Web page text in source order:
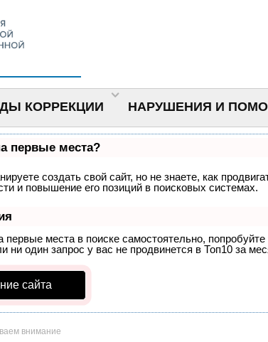
КОРРЕКЦИИ НАРУШЕНИЯ И
первые места?
создать свой сайт, но не знаете, как
и повышение его позиций в поисковых системах.
первые места в поиске самостоятельно, попробуйте
ни один запрос у вас не продвинется в Топ10 за
сайта
внимание